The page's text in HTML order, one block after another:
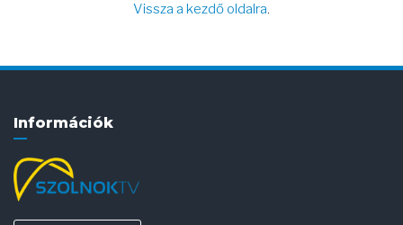
Vissza a kezdő oldalra.
Információk